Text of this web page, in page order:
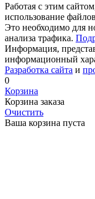
Работая с этим
использование
Это необходимо для
анализа трафика.
Информация,
информационный
Разработка сайта и
0
Корзина
Корзина заказа
Очистить
Ваша корзина пуста